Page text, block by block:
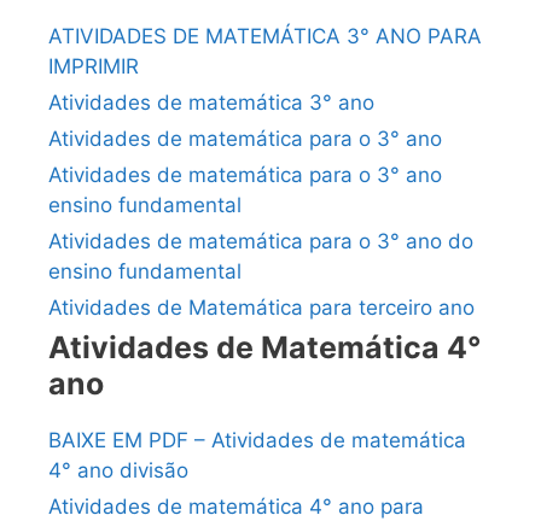
ATIVIDADES DE MATEMÁTICA 3° ANO PARA
IMPRIMIR
Atividades de matemática 3° ano
Atividades de matemática para o 3° ano
Atividades de matemática para o 3° ano
ensino fundamental
Atividades de matemática para o 3° ano do
ensino fundamental
Atividades de Matemática para terceiro ano
Atividades de Matemática 4°
ano
BAIXE EM PDF – Atividades de matemática
4° ano divisão
Atividades de matemática 4° ano para